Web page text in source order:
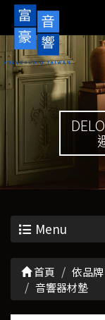
Menu
首頁 依品牌
音響器材墊